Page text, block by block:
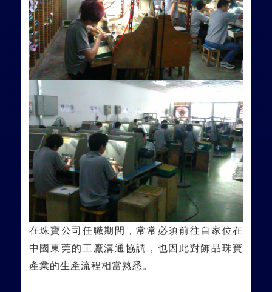
在珠寶公司任職期間，常常必須前往自家位在
中國東莞的工廠溝通協調，也因此對飾品珠寶
產業的生產流程相當熟悉。